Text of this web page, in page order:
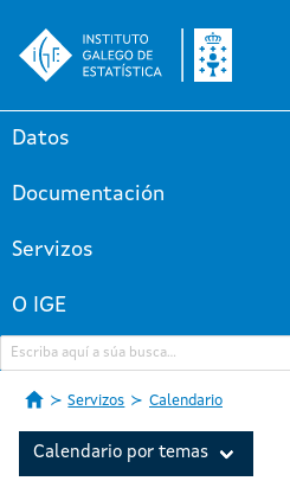
Datos
Documentación
Servizos
O IGE
Servizos Calendario
Calendario por temas